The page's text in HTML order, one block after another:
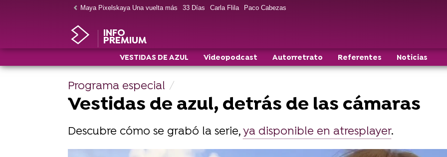
Maya Pixelskaya Una vuelta más 33 Días Carla Flila Paco Cabezas
INFO
PREMIUM
VESTIDAS DE AZUL Videopodcast Autorretrato Referentes Noticias
Programa especial
Vestidas de azul, detrás de las cámaras
Descubre cómo se grabó la serie,ya disponible en atresplayer.